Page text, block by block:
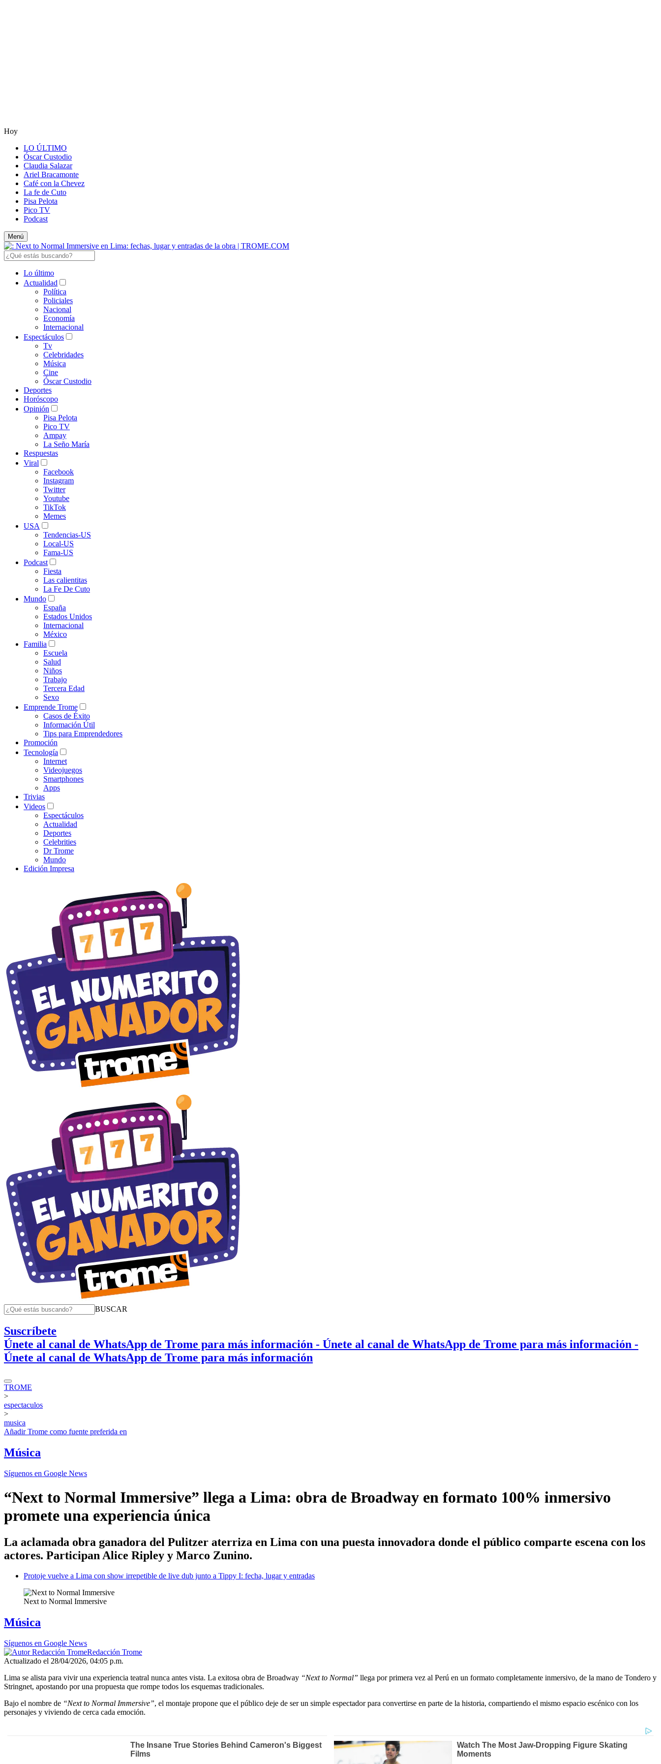
Hoy
LO ÚLTIMO
Óscar Custodio
Claudia Salazar
Ariel Bracamonte
Café con la Chevez
La fe de Cuto
Pisa Pelota
Pico TV
Podcast
Menú
Lo último
Actualidad
Política
Policiales
Nacional
Economía
Internacional
Espectáculos
Tv
Celebridades
Música
Cine
Óscar Custodio
Deportes
Horóscopo
Opinión
Pisa Pelota
Pico TV
Ampay
La Seño María
Respuestas
Viral
Facebook
Instagram
Twitter
Youtube
TikTok
Memes
USA
Tendencias-US
Local-US
Fama-US
Podcast
Fiesta
Las calientitas
La Fe De Cuto
Mundo
España
Estados Unidos
Internacional
México
Familia
Escuela
Salud
Niños
Trabajo
Tercera Edad
Sexo
Emprende Trome
Casos de Éxito
Información Útil
Tips para Emprendedores
Promoción
Tecnología
Internet
Videojuegos
Smartphones
Apps
Trivias
Videos
Espectáculos
Actualidad
Deportes
Celebrities
Dr Trome
Mundo
Edición Impresa
BUSCAR
Suscríbete
Únete al canal de WhatsApp de Trome para más información - Únete al canal de WhatsApp de Trome para más información -
Únete al canal de WhatsApp de Trome para más información
TROME
>
espectaculos
>
musica
AñadirTrome como fuente preferida en
Música
Síguenos en Google News
“Next to Normal Immersive” llega a Lima: obra de Broadway en formato 100% inmersivo
promete una experiencia única
La aclamada obra ganadora del Pulitzer aterriza en Lima con una puesta innovadora donde el público comparte escena con los
actores. Participan Alice Ripley y Marco Zunino.
Protoje vuelve a Lima con show irrepetible de live dub junto a Tippy I: fecha, lugar y entradas
Next to Normal Immersive
Música
Síguenos en Google News
Redacción Trome
Actualizado el 28/04/2026, 04:05 p.m.
Lima se alista para vivir una experiencia teatral nunca antes vista. La exitosa obra de Broadway “Next to Normal” llega por primera vez al Perú en un formato completamente inmersivo, de la mano de Tondero y
Stringnet, apostando por una propuesta que rompe todos los esquemas tradicionales.
Bajo el nombre de “Next to Normal Immersive”, el montaje propone que el público deje de ser un simple espectador para convertirse en parte de la historia, compartiendo el mismo espacio escénico con los
personajes y viviendo de cerca cada emoción.